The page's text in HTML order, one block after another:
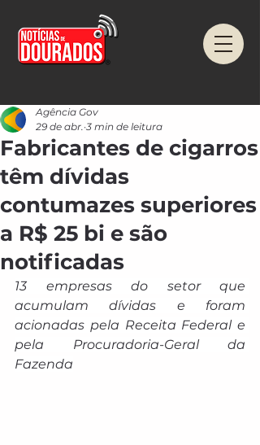
Fabricantes de cigarros
têm dívidas
contumazes superiores
a R$ 25 bi e são
notificadas
Agência Gov
29 de abr. 3 min de leitura
13 empresas do setor que
acumulam dívidas e foram
acionadas pela Receita Federal e
pela Procuradoria-Geral da
Fazenda